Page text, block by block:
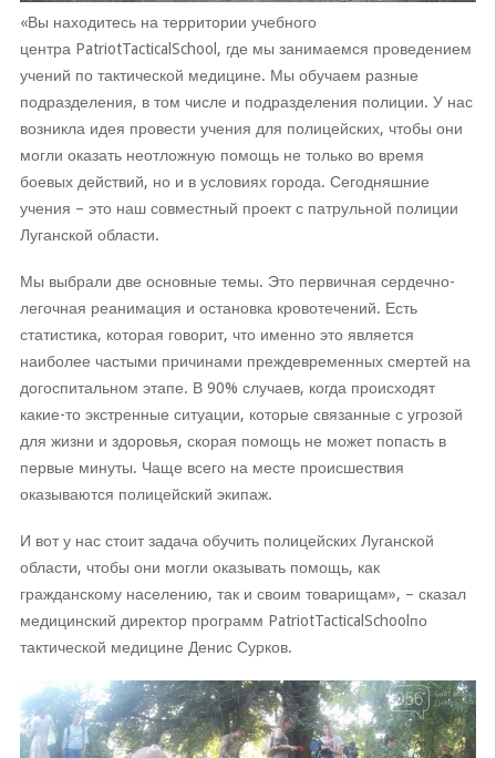
«Вы находитесь на территории учебного
центра PatriotTacticalSchool, где мы занимаемся проведением
учений по тактической медицине. Мы обучаем разные
подразделения, в том числе и подразделения полиции. У нас
возникла идея провести учения для полицейских, чтобы они
могли оказать неотложную помощь не только во время
боевых действий, но и в условиях города. Сегодняшние
учения – это наш совместный проект с патрульной полиции
Луганской области.
Мы выбрали две основные темы. Это первичная сердечно-
легочная реанимация и остановка кровотечений. Есть
статистика, которая говорит, что именно это является
наиболее частыми причинами преждевременных смертей на
догоспитальном этапе. В 90% случаев, когда происходят
какие-то экстренные ситуации, которые связанные с угрозой
для жизни и здоровья, скорая помощь не может попасть в
первые минуты. Чаще всего на месте происшествия
оказываются полицейский экипаж.
И вот у нас стоит задача обучить полицейских Луганской
области, чтобы они могли оказывать помощь, как
гражданскому населению, так и своим товарищам», – сказал
медицинский директор программ PatriotTacticalSchoolпо
тактической медицине Денис Сурков.